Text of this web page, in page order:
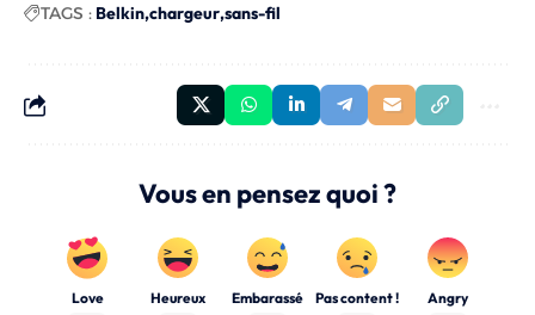
TAGS : Belkin chargeur sans-fil
Vous en pensez quoi ?
Love Heureux Embarassé Pas content ! Angry